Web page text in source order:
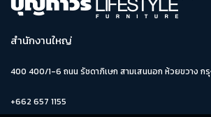
สำนักงานใหญ่
400 400/1-6 ถนน รัชดาภิเษก สามเสนนอก ห้วยขวาง กรุ
+662 657 1155